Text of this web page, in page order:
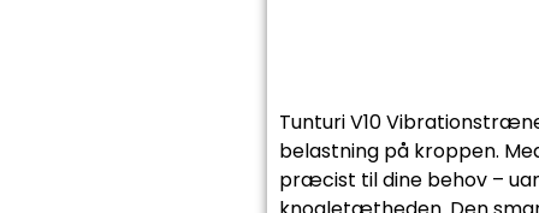
Tunturi V10
belastning på kroppen.
præcist til dine behov –